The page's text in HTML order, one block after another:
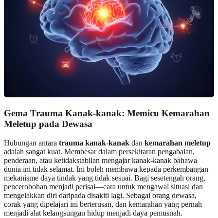
Gema Trauma Kanak-kanak: Memicu Kemarahan
Meletup pada Dewasa
Hubungan antara trauma kanak-kanak dan kemarahan meletup
adalah sangat kuat. Membesar dalam persekitaran pengabaian,
penderaan, atau ketidakstabilan mengajar kanak-kanak bahawa
dunia ini tidak selamat. Ini boleh membawa kepada perkembangan
mekanisme daya tindak yang tidak sesuai. Bagi sesetengah orang,
pencerobohan menjadi perisai—cara untuk mengawal situasi dan
mengelakkan diri daripada disakiti lagi. Sebagai orang dewasa,
corak yang dipelajari ini berterusan, dan kemarahan yang pernah
menjadi alat kelangsungan hidup menjadi daya pemusnah.